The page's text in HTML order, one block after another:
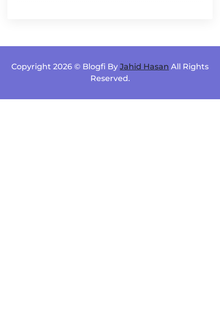
Copyright 2026 © Blogfi By Jahid Hasan All Rights
Reserved.